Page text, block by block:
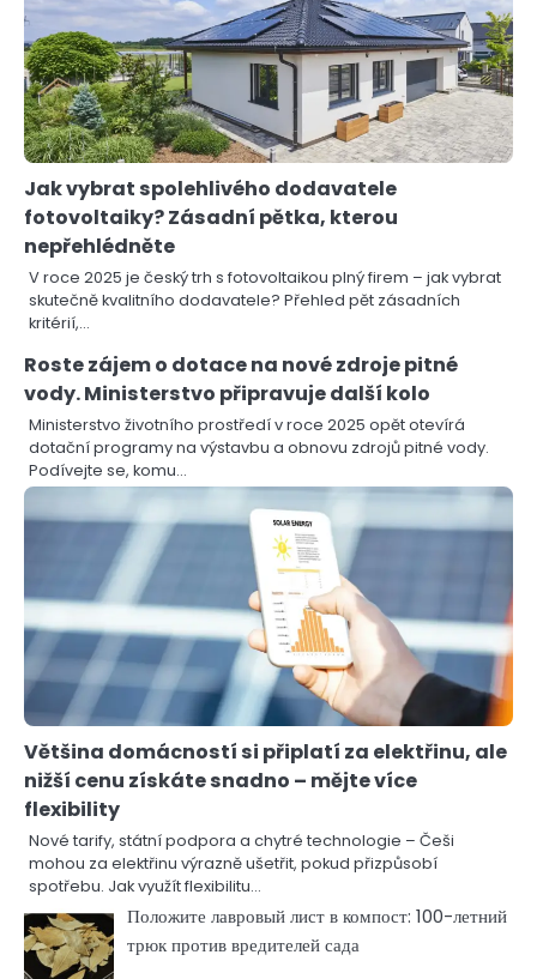
Jak vybrat spolehlivého dodavatele
fotovoltaiky? Zásadní pětka, kterou
nepřehlédněte
V roce 2025 je český trh s fotovoltaikou plný firem – jak vybrat
skutečně kvalitního dodavatele? Přehled pět zásadních
kritérií,…
Roste zájem o dotace na nové zdroje pitné
vody. Ministerstvo připravuje další kolo
Ministerstvo životního prostředí v roce 2025 opět otevírá
dotační programy na výstavbu a obnovu zdrojů pitné vody.
Podívejte se, komu…
Většina domácností si připlatí za elektřinu, ale
nižší cenu získáte snadno – mějte více
flexibility
Nové tarify, státní podpora a chytré technologie – Češi
mohou za elektřinu výrazně ušetřit, pokud přizpůsobí
spotřebu. Jak využít flexibilitu…
Положите лавровый лист в компост: 100-летний
трюк против вредителей сада